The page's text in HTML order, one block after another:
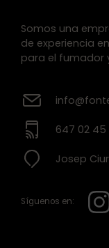
Somos una
de experiencia
para el fumador
647 02 45
Josep
Síguenos en: